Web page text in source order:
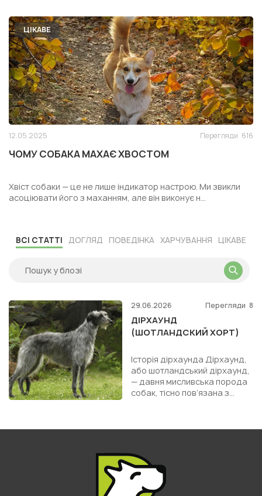
ЦІКАВЕ
12.05.2025 Перегляди 616
ЧОМУ СОБАКА МАХАЄ ХВОСТОМ
Хвіст собаки — це не лише індикатор настрою. Ми звикли
асоціювати його з маханням, але він виконує н...
ВСІ СТАТТІ ДОГЛЯД ПОВЕДІНКА ХАРЧУВАННЯ ЦІКАВЕ
29.06.2026 Перегляди 8
ДІРХАУНД
(ШОТЛАНДСКИЙ ХОРТ)
Історія дірхаунда Дірхаунд,
або шотландський дірхаунд,
— давня мисливська порода
собак, тісно пов’язана з